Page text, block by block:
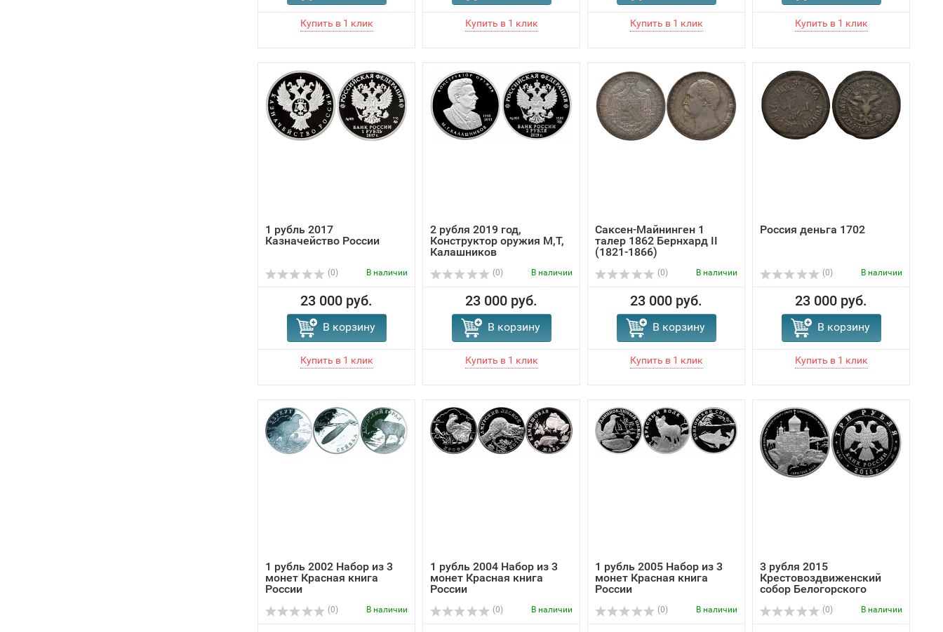
1 рубль 2017
Казначейство России
(0) В наличии
23 000 руб.
В корзину
2 рубля 2019 год,
Конструктор оружия М,Т,
Калашников
(0) В наличии
23 000 руб.
В корзину
Саксен-Майнинген 1
талер 1862 Бернхард II
(1821-1866)
(0) В наличии
23 000 руб.
В корзину
Россия деньга 1702
(0) В наличии
23 000 руб.
В корзину
1 рубль 2002 Набор из 3
монет Красная книга
России
(0) В наличии
1 рубль 2004 Набор из 3
монет Красная книга
России
(0) В наличии
1 рубль 2005 Набор из 3
монет Красная книга
России
(0) В наличии
3 рубля 2015
Крестовоздвиженский
собор Белогорского
(0) В наличии